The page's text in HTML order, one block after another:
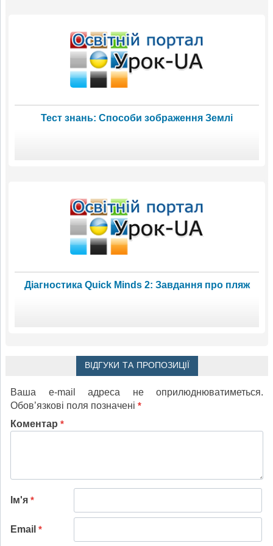
Тест знань: Способи зображення Землі
Діагностика Quick Minds 2: Завдання про пляж
ВІДГУКИ ТА ПРОПОЗИЦІЇ
Ваша e-mail адреса не оприлюднюватиметься.
Обов’язкові поля позначені *
Коментар *
Ім'я *
Email *